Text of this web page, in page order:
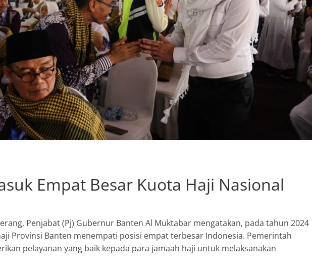
Empat Besar Kuota Haji Nasional
Penjabat (Pj) Gubernur Banten Al Muktabar mengatakan, pada tahun 2024
Provinsi Banten menempati posisi empat terbesar Indonesia. Pemerintah
pelayanan yang baik kepada para jamaah haji untuk melaksanakan